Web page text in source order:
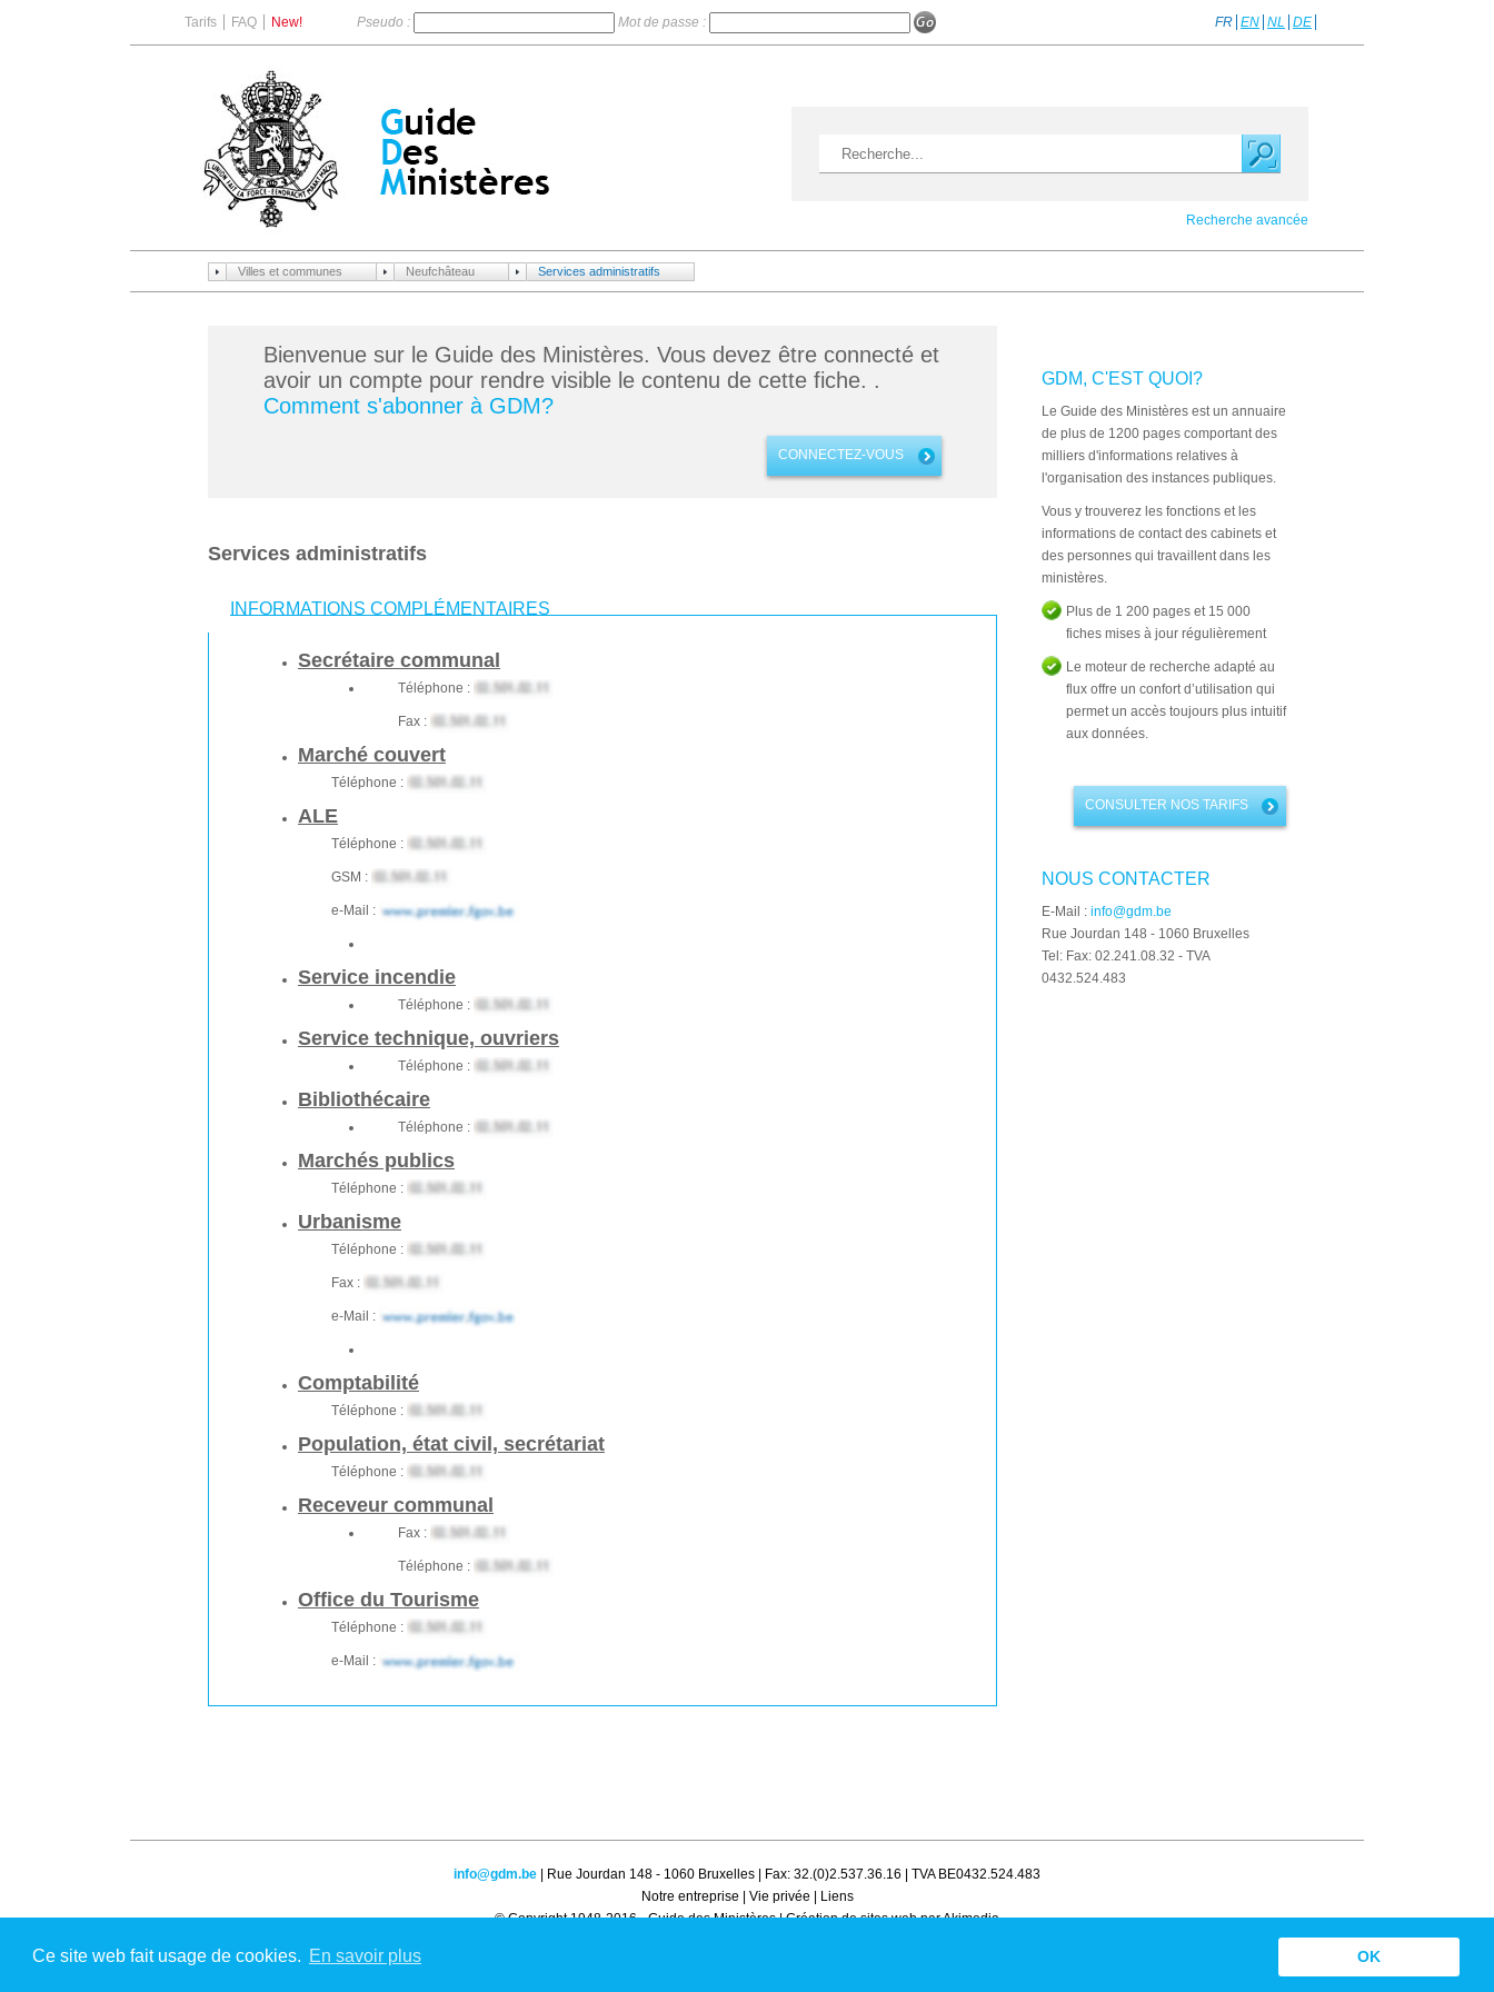
Ce site web fait usage de cookies. En savoir plus OK
Tarifs FAQ New! Pseudo : Mot de passe : FR EN NL DE
Recherche avancée
Villes et communes Neufchâteau Services administratifs
Bienvenue sur le Guide des Ministères. Vous devez être connecté et
avoir un compte pour rendre visible le contenu de cette fiche. .
Comment s'abonner à GDM?
CONNECTEZ-VOUS
Services administratifs
INFORMATIONS COMPLÉMENTAIRES
Secrétaire communal
Téléphone :
Fax :
Marché couvert
Téléphone :
ALE
Téléphone :
GSM :
e-Mail :
Service incendie
Téléphone :
Service technique, ouvriers
Téléphone :
Bibliothécaire
Téléphone :
Marchés publics
Téléphone :
Urbanisme
Téléphone :
Fax :
e-Mail :
Comptabilité
Téléphone :
Population, état civil, secrétariat
Téléphone :
Receveur communal
Fax :
Téléphone :
Office du Tourisme
Téléphone :
e-Mail :
GDM, C'EST QUOI?
Le Guide des Ministères est un annuaire
de plus de 1200 pages comportant des
milliers d'informations relatives à
l'organisation des instances publiques.
Vous y trouverez les fonctions et les
informations de contact des cabinets et
des personnes qui travaillent dans les
ministères.
Plus de 1 200 pages et 15 000
fiches mises à jour régulièrement
Le moteur de recherche adapté au
flux offre un confort d’utilisation qui
permet un accès toujours plus intuitif
aux données.
CONSULTER NOS TARIFS
NOUS CONTACTER
E-Mail : info@gdm.be
Rue Jourdan 148 - 1060 Bruxelles
Tel: Fax: 02.241.08.32 - TVA
0432.524.483
info@gdm.be | Rue Jourdan 148 - 1060 Bruxelles | Fax: 32.(0)2.537.36.16 | TVA BE0432.524.483
Notre entreprise
Vie privée
Liens
© Copyright 1948-2016 - Guide des Ministères |Création de sites web par Akimedia